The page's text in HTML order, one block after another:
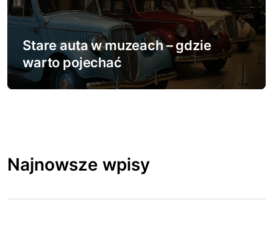
Stare auta w muzeach – gdzie
warto pojechać
Najnowsze wpisy